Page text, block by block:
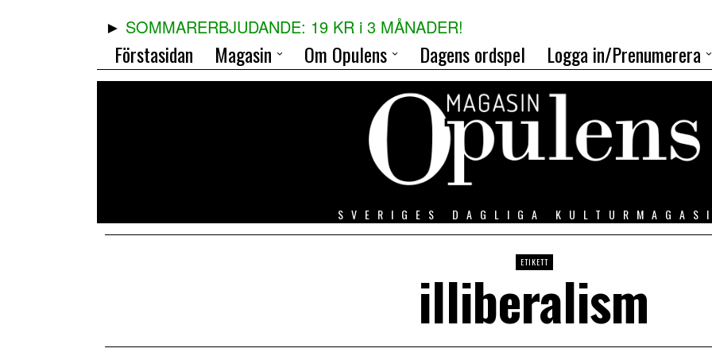
SOMMARERBJUDANDE: 19 KR i 3 MÅNADER!
Förstasidan Magasin Om Opulens Dagens ordspel Logga in/Prenumerera
SVERIGES DAGLIGA
ETIKETT
illiberalism